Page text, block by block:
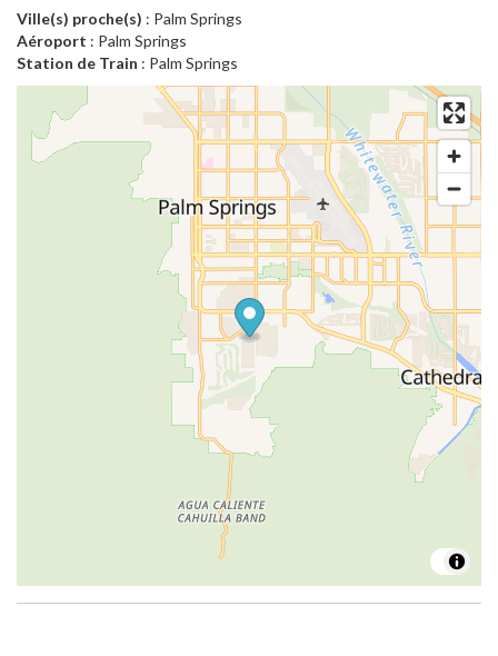
Ville(s) proche(s) : Palm Springs
Aéroport : Palm Springs
Station de Train : Palm Springs